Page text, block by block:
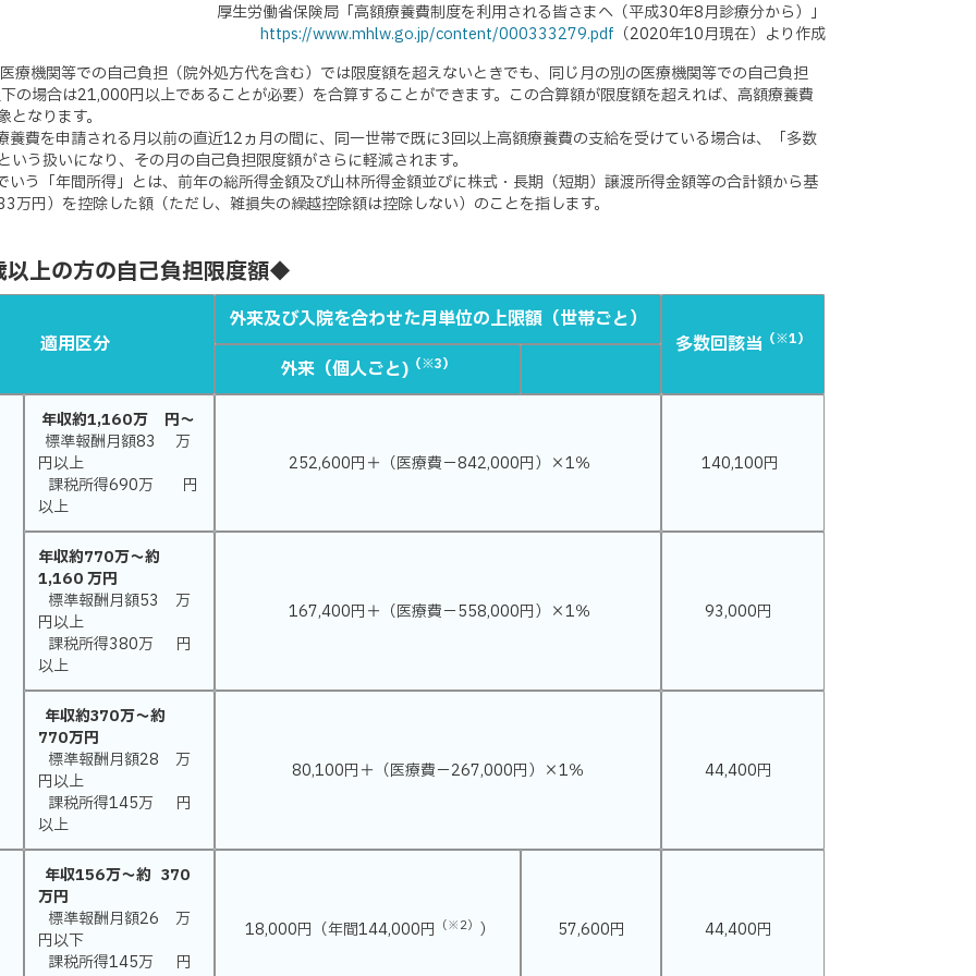
厚生労働省保険局「高額療養費制度を利用される皆さまへ（平成30年8月診療分から）」
https://www.mhlw.go.jp/content/000333279.pdf （2020年10月現在）より作成
療機関等での自己負担（院外処方代を含む）では限度額を超えないときでも、同じ月の別の医療機関等での自己負担
の場合は21,000円以上であることが必要）を合算することができます。この合算額が限度額を超えれば、高額療養費
となります。
費を申請される月以前の直近12ヵ月の間に、同一世帯で既に3回以上高額療養費の支給を受けている場合は、「多数
いう扱いになり、その月の自己負担限度額がさらに軽減されます。
う「年間所得」とは、前年の総所得金額及び山林所得金額並びに株式・長期（短期）譲渡所得金額等の合計額から基
万円）を控除した額（ただし、雑損失の繰越控除額は控除しない）のことを指します。
上の方の自己負担限度額◆
適用区分
外来及び入院を合わせた月単位の上限額（世帯ごと）
多数回該当 （※1）
外来（個人ごと) （※3）
年収約1,160万 円〜
標準報酬月額83 万
円以上
課税所得690万 円
以上
252,600円＋（医療費−842,000円）×1％ 140,100円
年収約770万〜約
1,160 万円
標準報酬月額53 万
円以上
課税所得380万 円
以上
167,400円＋（医療費−558,000円）×1％ 93,000円
年収約370万〜約
770万円
標準報酬月額28 万
円以上
課税所得145万 円
以上
80,100円＋（医療費−267,000円）×1％ 44,400円
年収156万〜約 370
万円
標準報酬月額26 万
円以下
課税所得145万 円
18,000円（年間144,000円 （※2） ） 57,600円 44,400円